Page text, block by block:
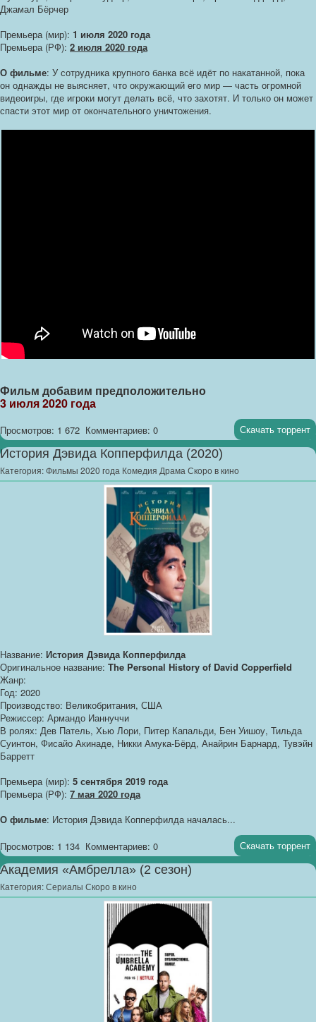
Джамал Бёрчер
Премьера (мир): 1 июля 2020 года
Премьера (РФ): 2 июля 2020 года
О фильме: У сотрудника крупного банка всё идёт по накатанной, пока
он однажды не выясняет, что окружающий его мир — часть огромной
видеоигры, где игроки могут делать всё, что захотят. И только он может
спасти этот мир от окончательного уничтожения.
Фильм добавим предположительно
3 июля 2020 года
Просмотров: 1 672 Комментариев: 0 Скачать торрент
История Дэвида Копперфилда (2020)
Категория:Фильмы 2020 года Комедия Драма Скоро в кино
Название: История Дэвида Копперфилда
Оригинальное название: The Personal History of David Copperfield
Жанр:
Год: 2020
Производство: Великобритания, США
Режиссер: Армандо Ианнуччи
В ролях: Дев Патель, Хью Лори, Питер Капальди, Бен Уишоу, Тильда
Суинтон, Фисайо Акинаде, Никки Амука-Бёрд, Анайрин Барнард, Тувэйн
Барретт
Премьера (мир): 5 сентября 2019 года
Премьера (РФ): 7 мая 2020 года
О фильме: История Дэвида Копперфилда началась...
Просмотров: 1 134 Комментариев: 0 Скачать торрент
Академия «Амбрелла» (2 сезон)
Категория:Сериалы Скоро в кино